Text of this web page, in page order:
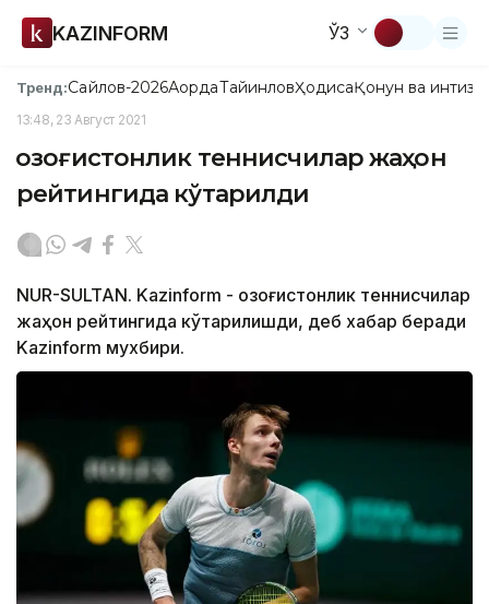
KAZINFORM ЎЗ
Тренд:Сайлов-2026АқордаТайинловҲодисаҚонун ва
13:48, 23 Август 2021
Қозоғистонлик теннисчилар жаҳон
рейтингида кўтарилди
NUR-SULTAN. Kazinform - Қозоғистонлик теннисчилар
жаҳон рейтингида кўтарилишди, деб хабар беради
Kazinform мухбири.